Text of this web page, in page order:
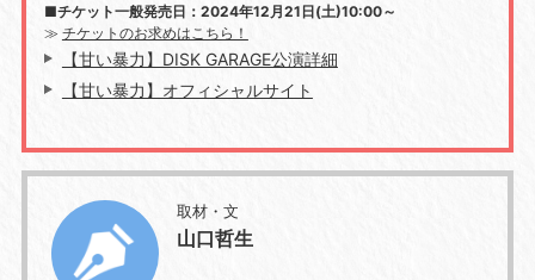
■チケット一般発売日：2024年12月21日(土)10:00～
≫ チケットのお求めはこちら！
【甘い暴力】DISK GARAGE公演詳細
【甘い暴力】オフィシャルサイト
取材・文
山口哲生